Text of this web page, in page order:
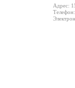
Адрес: